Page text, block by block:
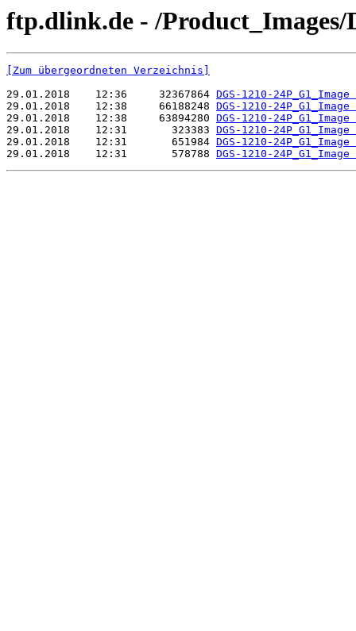
ftp.dlink.de - /Product_Images/
[Zum übergeordneten Verzeichnis]
29.01.2018    12:36     32367864 DGS-1210-
29.01.2018    12:38     66188248 DGS-1210-
29.01.2018    12:38     63894280 DGS-1210-
29.01.2018    12:31       323383 DGS-1210-
29.01.2018    12:31       651984 DGS-1210-
29.01.2018    12:31       578788 DGS-1210-